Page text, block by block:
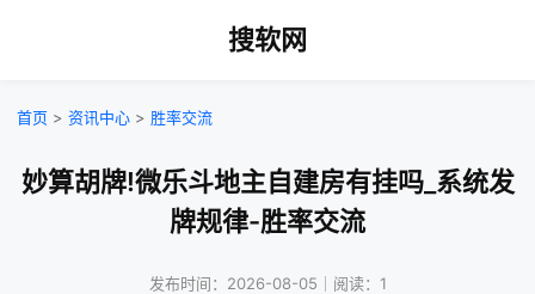
搜软网
首页 > 资讯中心 > 胜率交流
妙算胡牌!微乐斗地主自建房有挂吗_系统发
牌规律-胜率交流
发布时间：2026-08-05｜阅读：1